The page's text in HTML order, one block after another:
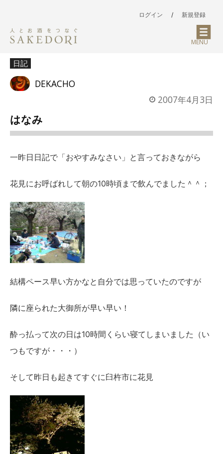
ログイン / 新規登録
MENU
日記
DEKACHO
2007年4月3日
はなみ
一昨日日記で「おやすみなさい」と言っておきながら
花見にお呼ばれして朝の10時頃まで飲んでました＾＾；
結構ペース早い方かなと自分では思っていたのですが
隣に座られた大御所が早い早い！
酔っ払って次の日は10時間くらい寝てしまいました（い
つもですが・・・）
そして昨日も起きてすぐに臼杵市に花見